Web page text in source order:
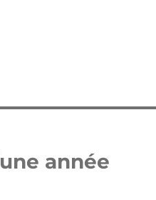
année